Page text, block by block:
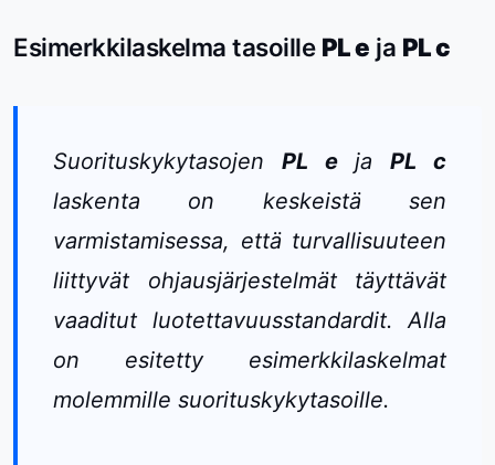
Esimerkkilaskelma tasoille PL e ja PL c
Suorituskykytasojen PL ejaPL c
laskenta on keskeistä sen
varmistamisessa, että turvallisuuteen
liittyvät ohjausjärjestelmät täyttävät
vaaditut luotettavuusstandardit. Alla
on esitetty esimerkkilaskelmat
molemmille suorituskykytasoille.